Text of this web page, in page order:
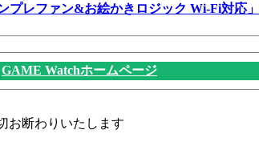
プレファン&お絵かきロジック Wi-Fi対応」
GAME Watchホームページ
お断わりいたします